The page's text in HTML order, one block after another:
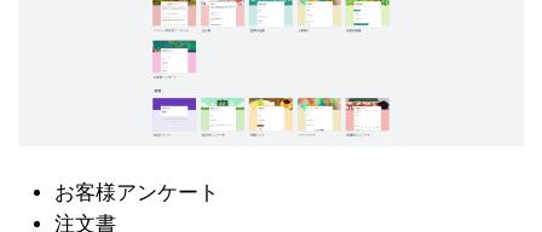
お客様アンケート
注文書